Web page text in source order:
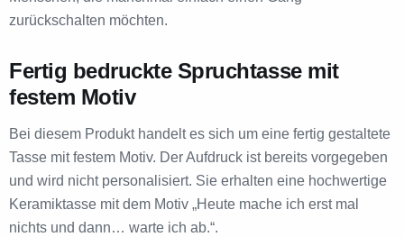
zurückschalten möchten.
Fertig bedruckte Spruchtasse mit
festem Motiv
Bei diesem Produkt handelt es sich um eine fertig gestaltete
Tasse mit festem Motiv. Der Aufdruck ist bereits vorgegeben
und wird nicht personalisiert. Sie erhalten eine hochwertige
Keramiktasse mit dem Motiv „Heute mache ich erst mal
nichts und dann… warte ich ab.“.